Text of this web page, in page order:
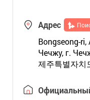
Адрес
Bongseong-ri,
Чечжу, г.
제주특별자치